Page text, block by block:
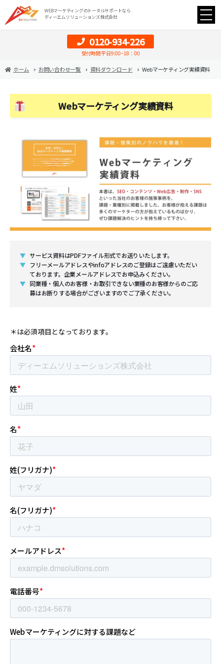
WEBマーケティングのトータルサポートなら
ディーエムソリューションズ株式会社
0120-934-226
受付時間 平日9:00~18：00
ホーム お問い合わせ一覧 資料ダウンロード Webマーケティング実績資料
Webマーケティング実績資料
▼ サービス資料はPDFファイル形式でお送りいたします。
▼ フリーメールアドレスやinfoアドレスのご登録はご遠慮いただい
ております。企業メールアドレスでお申込みください。
▼ 同業種・個人のお客様・お取引できない業種のお客様からのご応
募はお断りする場合がございますのでご了承ください。